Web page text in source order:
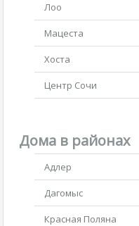
Лоо
Мацеста
Хоста
Центр Сочи
Дома в районах
Адлер
Дагомыс
Красная Поляна